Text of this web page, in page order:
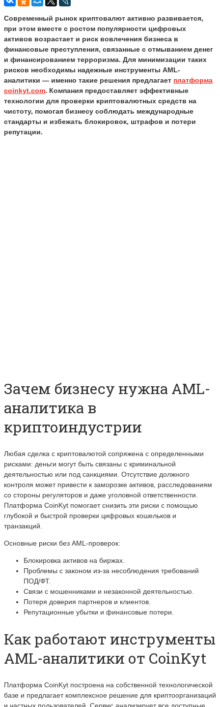
Современный рынок криптовалют активно развивается,
при этом вместе с ростом популярности цифровых
активов возрастает и риск вовлечения бизнеса в
финансовые преступления, связанные с отмыванием денег
и финансированием терроризма. Для минимизации таких
рисков необходимы надежные инструменты AML-
аналитики — именно такие решения предлагает платформа
coinkyt.com. Компания предоставляет эффективные
технологии для проверки криптовалютных средств на
чистоту, помогая бизнесу соблюдать международные
стандарты и избежать блокировок, штрафов и потери
репутации.
Зачем бизнесу нужна AML-
аналитика в
криптоиндустрии
Любая сделка с криптовалютой сопряжена с определенными
рисками: деньги могут быть связаны с криминальной
деятельностью или под санкциями. Отсутствие должного
контроля может привести к заморозке активов, расследованиям
со стороны регуляторов и даже уголовной ответственности.
Платформа CoinKyt помогает снизить эти риски с помощью
глубокой и быстрой проверки цифровых кошельков и
транзакций.
Основные риски без AML-проверок:
Блокировка активов на биржах.
Проблемы с законом из-за несоблюдения требований
ПОД/ФТ.
Связи с мошенниками и незаконной деятельностью.
Потеря доверия партнеров и клиентов.
Репутационные убытки и финансовые потери.
Как работают инструменты
AML-аналитики от CoinKyt
Платформа CoinKyt построена на собственной технологической
базе и предлагает комплексное решение для криптоорганизаций